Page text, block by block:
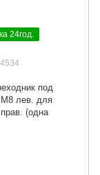
24год.
под
М8 лев. для
(одна